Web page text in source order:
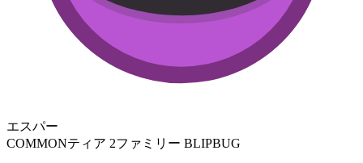
エスパー
COMMONティア 2ファミリー BLIPBUG